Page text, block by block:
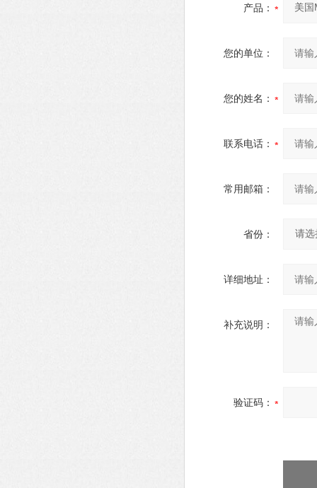
产品：
您的单位：
您的姓名：
联系电话：
常用邮箱：
省份：
详细地址：
补充说明：
验证码：